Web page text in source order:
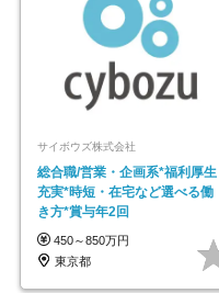
サイボウズ株式会社
総合職/営業・企画系*福利厚生
充実*時短・在宅など選べる働
き方*賞与年2回
450～850万円
東京都